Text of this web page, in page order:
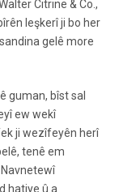
Citrine & Co.,
leşkerî ji bo her
gelê more
guman, bîst sal
ew wekî
ji wezîfeyên herî
tenê em
hatiye û a